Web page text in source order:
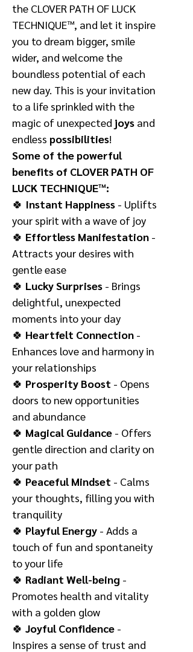
the CLOVER PATH OF LUCK
TECHNIQUE™, and let it inspire
you to dream bigger, smile
wider, and welcome the
boundless potential of each
new day. This is your invitation
to a life sprinkled with the
magic of unexpected joys and
endless possibilities!
Some of the powerful
benefits of CLOVER PATH OF
LUCK TECHNIQUE™:
🍀 Instant Happiness - Uplifts
your spirit with a wave of joy
🍀 Effortless Manifestation -
Attracts your desires with
gentle ease
🍀 Lucky Surprises - Brings
delightful, unexpected
moments into your day
🍀 Heartfelt Connection -
Enhances love and harmony in
your relationships
🍀 Prosperity Boost - Opens
doors to new opportunities
and abundance
🍀 Magical Guidance - Offers
gentle direction and clarity on
your path
🍀 Peaceful Mindset - Calms
your thoughts, filling you with
tranquility
🍀 Playful Energy - Adds a
touch of fun and spontaneity
to your life
🍀 Radiant Well-being -
Promotes health and vitality
with a golden glow
🍀 Joyful Confidence -
Inspires a sense of trust and